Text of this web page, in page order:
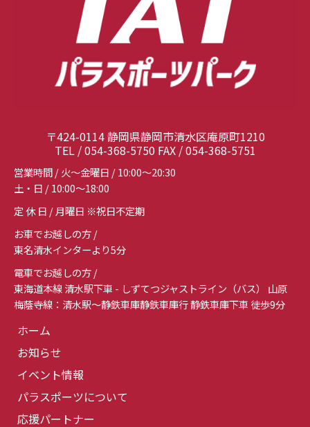
〒424-0114 静岡県静岡市清水区庵原町1210
TEL / 054-368-5750 FAX / 054-368-5751
営業時間 / 火～金曜日 / 10:00～20:30
土・日 / 10:00～18:00
定 休 日 / 月曜日 ※祝日不定期
お車でお越しの方 /
東名清水インターより5分
電車でお越しの方 /
東海道本線 清水駅下車 - しずてつジャストライン（バス） 山原
梅蔭寺線：清水駅～静鉄車庫静鉄車庫行 静鉄車庫下車 徒歩9分
ホーム
お知らせ
イベント情報
パラスポーツについて
応援パートナー